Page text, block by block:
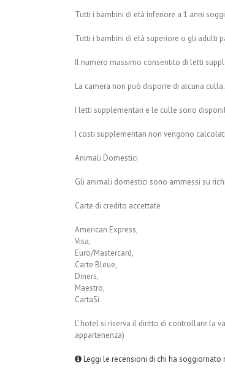
Tutti i bambini di età inferiore a 1 anni
Tutti i bambini di età superiore o gli adulti
Il numero massimo consentito di letti
La camera non può disporre di alcuna culla.
I letti supplementari e le culle sono
I costi supplementari non vengono
Animali Domestici
Gli animali domestici sono ammessi su
Carte di credito accettate
American Express,
Visa,
Euro/Mastercard,
Carte Bleue,
Diners,
Maestro,
CartaSi
L’ hotel si riserva il diritto di controllare la
appartenenza)
Leggi le recensioni di chi ha